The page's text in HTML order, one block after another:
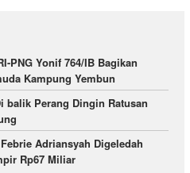
PNG Yonif 764/IB Bagikan
Kampung Yembun
balik Perang Dingin Ratusan
Adriansyah Digeledah
Rp67 Miliar